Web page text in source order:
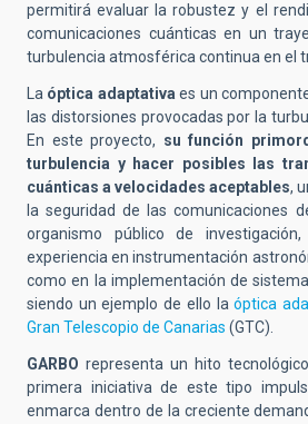
permitirá evaluar la robustez y el
comunicaciones cuánticas en un
turbulencia atmosférica continua en el
La óptica adaptativaes un
las distorsiones provocadas por la
En este proyecto, su función
turbulencia y hacer posibles las
cuánticas a velocidades aceptables,
la seguridad de las comunicaciones
organismo público de
experiencia en instrumentación
como en la implementación de
siendo un ejemplo de ello laóptica
Gran Telescopio de Canarias (GTC).
GARBO representa un hito
primera iniciativa de este tipo
enmarca dentro de la creciente